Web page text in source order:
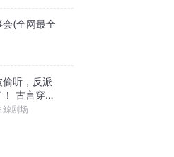
会(全网最全
听，反派
古言穿越
读心锦鲤
鲸剧场